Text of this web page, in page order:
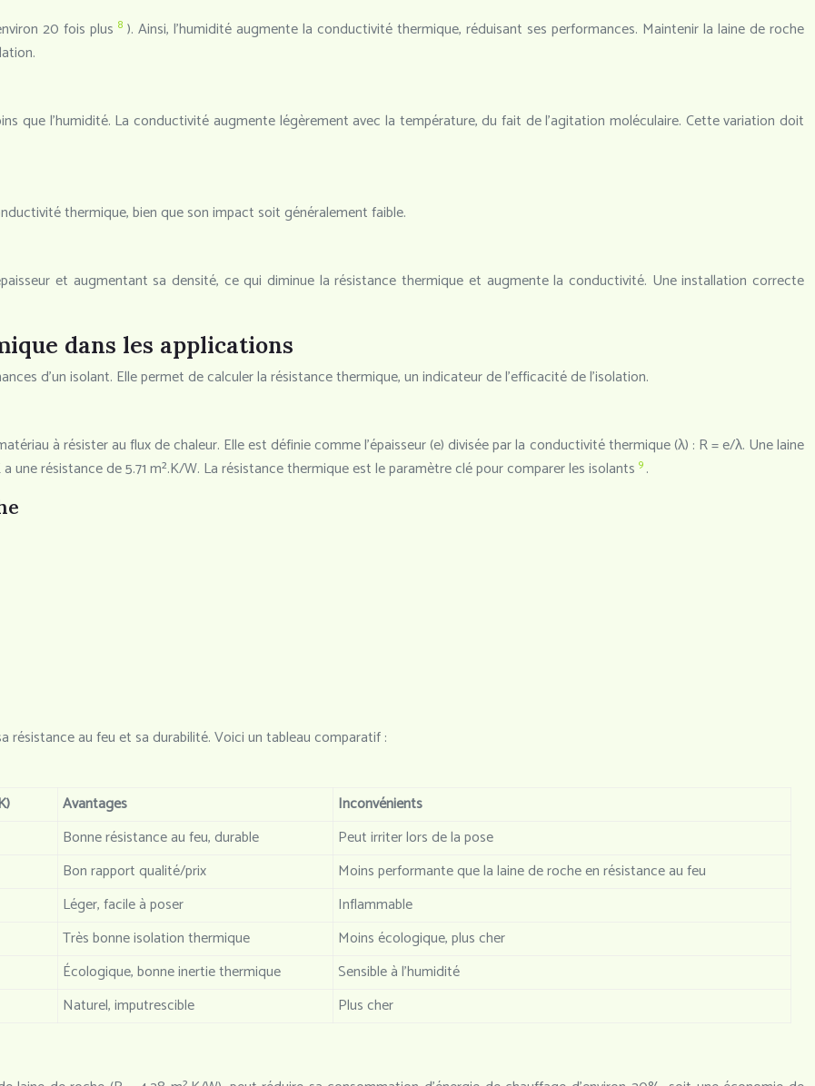
20 fois plus8 ). Ainsi, l’humidité augmente la conductivité thermique, réduisant ses performances. Maintenir la laine de roche
que l’humidité. La conductivité augmente légèrement avec la température, du fait de l’agitation moléculaire. Cette variation doit
thermique, bien que son impact soit généralement faible.
et augmentant sa densité, ce qui diminue la résistance thermique et augmente la conductivité. Une installation correcte
dans les applications
d’un isolant. Elle permet de calculer la résistance thermique, un indicateur de l’efficacité de l’isolation.
à résister au flux de chaleur. Elle est définie comme l’épaisseur (e) divisée par la conductivité thermique (λ) : R = e/λ. Une laine
résistance de 5.71 m².K/W. La résistance thermique est le paramètre clé pour comparer les isolants 9 .
résistance au feu et sa durabilité. Voici un tableau comparatif :
Avantages
Inconvénients
Bonne résistance au feu, durable
Peut irriter lors de la pose
Bon rapport qualité/prix
Moins performante que la laine de roche en résistance au feu
Léger, facile à poser
Inflammable
Très bonne isolation thermique
Moins écologique, plus cher
Écologique, bonne inertie thermique
Sensible à l’humidité
Naturel, imputrescible Plus cher